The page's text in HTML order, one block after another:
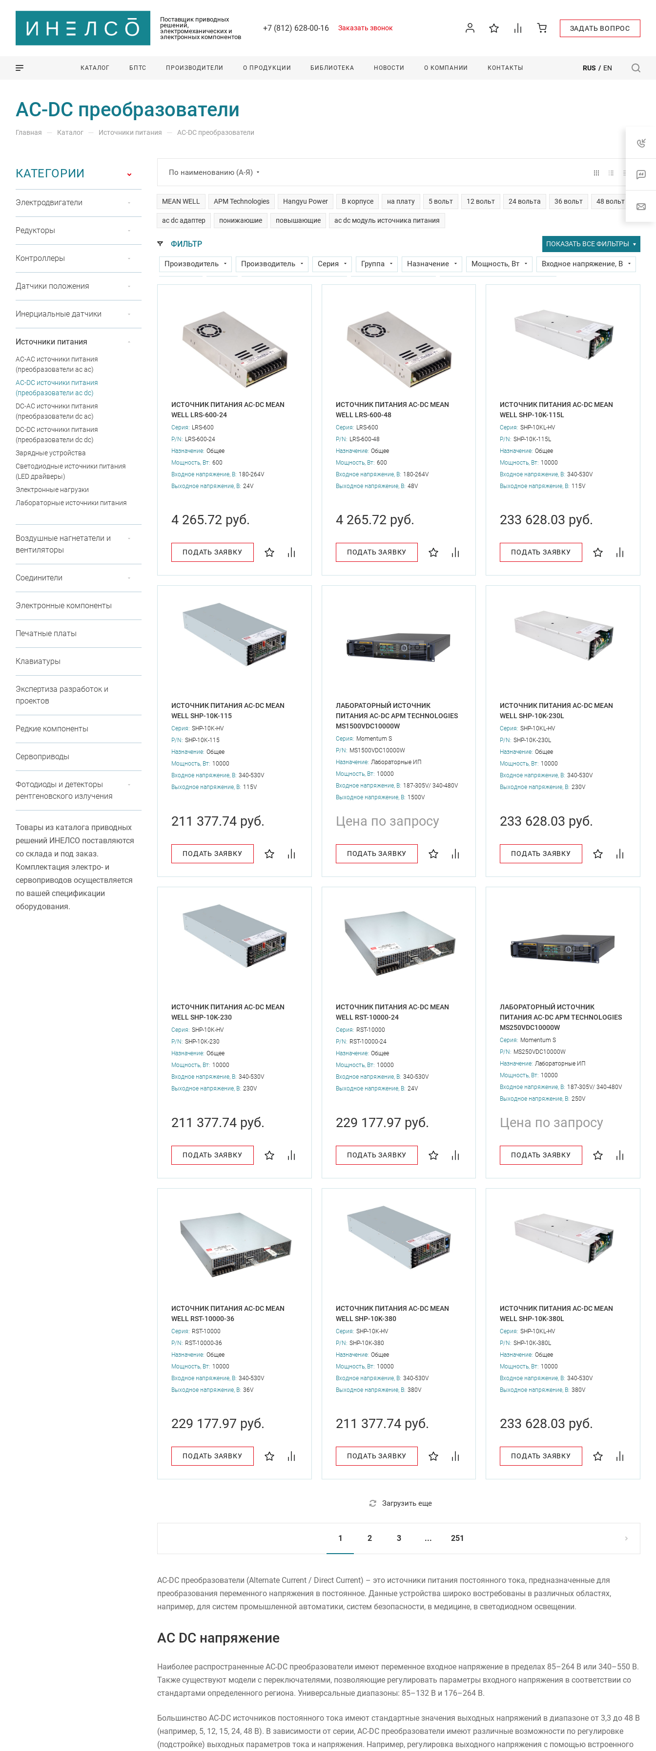
Поставщик приводных
решений,
электромеханических и
электронных компонентов
+7 (812) 628-00-16 Заказать звонок ЗАДАТЬ ВОПРОС
КАТАЛОГ БПТС ПРОИЗВОДИТЕЛИ О ПРОДУКЦИИ БИБЛИОТЕКА НОВОСТИ О КОМПАНИИ КОНТАКТЫ RUS / EN
AC-DC преобразователи
Главная — Каталог — Источники питания — AC-DC преобразователи
По наименованию (А-Я)
MEAN WELL APM Technologies Hangyu Power В корпусе на плату 5 вольт 12 вольт 24 вольта 36 вольт 48 вольт
ac dc адаптер понижаюшие повышающие ac dc модуль источника питания
ФИЛЬТР ПОКАЗАТЬ ВСЕ ФИЛЬТРЫ
Производитель Производитель Серия Группа Назначение Мощность, Вт Входное напряжение, В
Корпус Тип Выходное напряжение, В Программируемый Входное напряжение, max, В
Исполнение Количество выходов Напряжение изоляции, В Максимальная рабочая температура, C
Выходной ток, А Возможность рекуперации энергии в сеть Выходной ток по основному каналу, А
Тип защиты от перегрузки Наличие корректора мощности Количество фаз
Раб. температура, max (при нагрузке 100%), C Раб. температура, min (при нагрузке 100%), C
ИСТОЧНИК ПИТАНИЯ AC-DC MEAN
WELL LRS-600-24
Серия: LRS-600
P/N: LRS-600-24
Назначение: Общее
Мощность, Вт: 600
Входное напряжение, В: 180-264V
Выходное напряжение, В: 24V
4 265.72 руб.
ПОДАТЬ ЗАЯВКУ
ИСТОЧНИК ПИТАНИЯ AC-DC MEAN
WELL LRS-600-48
Серия: LRS-600
P/N: LRS-600-48
Назначение: Общее
Мощность, Вт: 600
Входное напряжение, В: 180-264V
Выходное напряжение, В: 48V
4 265.72 руб.
ПОДАТЬ ЗАЯВКУ
ИСТОЧНИК ПИТАНИЯ AC-DC MEAN
WELL SHP-10K-115L
Серия: SHP-10KL-HV
P/N: SHP-10K-115L
Назначение: Общее
Мощность, Вт: 10000
Входное напряжение, В: 340-530V
Выходное напряжение, В: 115V
233 628.03 руб.
ПОДАТЬ ЗАЯВКУ
ИСТОЧНИК ПИТАНИЯ AC-DC MEAN
WELL SHP-10K-115
Серия: SHP-10K-HV
P/N: SHP-10K-115
Назначение: Общее
Мощность, Вт: 10000
Входное напряжение, В: 340-530V
Выходное напряжение, В: 115V
211 377.74 руб.
ПОДАТЬ ЗАЯВКУ
ЛАБОРАТОРНЫЙ ИСТОЧНИК
ПИТАНИЯ AC-DC APM TECHNOLOGIES
MS1500VDC10000W
Серия: Momentum S
P/N: MS1500VDC10000W
Назначение: Лабораторные ИП
Мощность, Вт: 10000
Входное напряжение, В: 187-305V/ 340-480V
Выходное напряжение, В: 1500V
Цена по запросу
ПОДАТЬ ЗАЯВКУ
ИСТОЧНИК ПИТАНИЯ AC-DC MEAN
WELL SHP-10K-230L
Серия: SHP-10KL-HV
P/N: SHP-10K-230L
Назначение: Общее
Мощность, Вт: 10000
Входное напряжение, В: 340-530V
Выходное напряжение, В: 230V
233 628.03 руб.
ПОДАТЬ ЗАЯВКУ
ИСТОЧНИК ПИТАНИЯ AC-DC MEAN
WELL SHP-10K-230
Серия: SHP-10K-HV
P/N: SHP-10K-230
Назначение: Общее
Мощность, Вт: 10000
Входное напряжение, В: 340-530V
Выходное напряжение, В: 230V
211 377.74 руб.
ПОДАТЬ ЗАЯВКУ
ИСТОЧНИК ПИТАНИЯ AC-DC MEAN
WELL RST-10000-24
Серия: RST-10000
P/N: RST-10000-24
Назначение: Общее
Мощность, Вт: 10000
Входное напряжение, В: 340-530V
Выходное напряжение, В: 24V
229 177.97 руб.
ПОДАТЬ ЗАЯВКУ
ЛАБОРАТОРНЫЙ ИСТОЧНИК
ПИТАНИЯ AC-DC APM TECHNOLOGIES
MS250VDC10000W
Серия: Momentum S
P/N: MS250VDC10000W
Назначение: Лабораторные ИП
Мощность, Вт: 10000
Входное напряжение, В: 187-305V/ 340-480V
Выходное напряжение, В: 250V
Цена по запросу
ПОДАТЬ ЗАЯВКУ
ИСТОЧНИК ПИТАНИЯ AC-DC MEAN
WELL RST-10000-36
Серия: RST-10000
P/N: RST-10000-36
Назначение: Общее
Мощность, Вт: 10000
Входное напряжение, В: 340-530V
Выходное напряжение, В: 36V
229 177.97 руб.
ПОДАТЬ ЗАЯВКУ
ИСТОЧНИК ПИТАНИЯ AC-DC MEAN
WELL SHP-10K-380
Серия: SHP-10K-HV
P/N: SHP-10K-380
Назначение: Общее
Мощность, Вт: 10000
Входное напряжение, В: 340-530V
Выходное напряжение, В: 380V
211 377.74 руб.
ПОДАТЬ ЗАЯВКУ
ИСТОЧНИК ПИТАНИЯ AC-DC MEAN
WELL SHP-10K-380L
Серия: SHP-10KL-HV
P/N: SHP-10K-380L
Назначение: Общее
Мощность, Вт: 10000
Входное напряжение, В: 340-530V
Выходное напряжение, В: 380V
233 628.03 руб.
ПОДАТЬ ЗАЯВКУ
Загрузить еще
1 2 3 ... 251
AC-DC преобразователи (Alternate Current / Direct Current) – это источники питания постоянного тока, предназначенные для
преобразования переменного напряжения в постоянное. Данные устройства широко востребованы в различных областях,
например, для систем промышленной автоматики, систем безопасности, в медицине, в светодиодном освещении.
AC DC напряжение
Наиболее распространенные AC-DC преобразователи имеют переменное входное напряжение в пределах 85–264 В или 340–550 В.
Также существуют модели с переключателями, позволяющие регулировать параметры входного напряжения в соответствии со
стандартами определенного региона. Универсальные диапазоны: 85–132 В и 176–264 В.
Большинство AC-DC источников постоянного тока имеют стандартные значения выходных напряжений в диапазоне от 3,3 до 48 В
(например, 5, 12, 15, 24, 48 В). В зависимости от серии, AC-DC преобразователи имеют различные возможности по регулировке
(подстройке) выходных параметров тока и напряжения. Например, регулировка выходного напряжения с помощью встроенного
КАТЕГОРИИ
Электродвигатели
Редукторы
Контроллеры
Датчики положения
Инерциальные датчики
Источники питания
AC-AC источники питания
(преобразователи ac ac)
AC-DC источники питания
(преобразователи ac dc)
DC-AC источники питания
(преобразователи dc ac)
DC-DC источники питания
(преобразователи dc dc)
Зарядные устройства
Светодиодные источники питания
(LED драйверы)
Электронные нагрузки
Лабораторные источники питания
Воздушные нагнетатели и
вентиляторы
Соединители
Электронные компоненты
Печатные платы
Клавиатуры
Экспертиза разработок и
проектов
Редкие компоненты
Сервоприводы
Фотодиоды и детекторы
рентгеновского излучения
Товары из каталога приводных
решений ИНЕЛСО поставляются
со склада и под заказ.
Комплектация электро- и
сервоприводов осуществляется
по вашей спецификации
оборудования.